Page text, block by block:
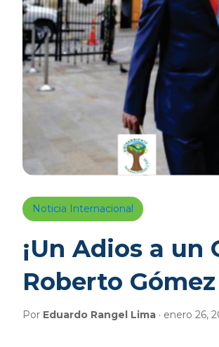
Noticia Internacional
¡Un Adios a un
Roberto
Por Eduardo Rangel Lima · enero 26,